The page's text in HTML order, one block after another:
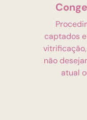
captados
não
atual